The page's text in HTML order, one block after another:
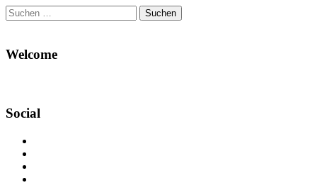
Suchen
nach:
Welcome
Social